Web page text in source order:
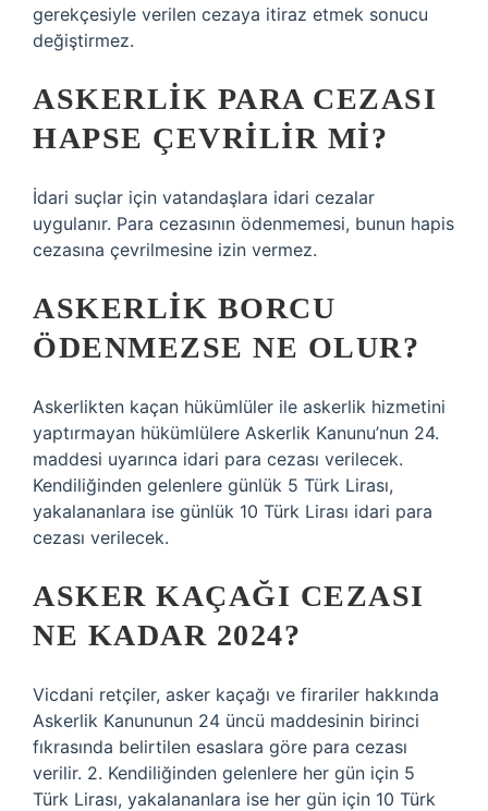
gerekçesiyle verilen cezaya itiraz etmek sonucu
değiştirmez.
ASKERLIK PARA CEZASI
HAPSE ÇEVRILIR MI?
İdari suçlar için vatandaşlara idari cezalar
uygulanır. Para cezasının ödenmemesi, bunun hapis
cezasına çevrilmesine izin vermez.
ASKERLIK BORCU
ÖDENMEZSE NE OLUR?
Askerlikten kaçan hükümlüler ile askerlik hizmetini
yaptırmayan hükümlülere Askerlik Kanunu’nun 24.
maddesi uyarınca idari para cezası verilecek.
Kendiliğinden gelenlere günlük 5 Türk Lirası,
yakalananlara ise günlük 10 Türk Lirası idari para
cezası verilecek.
ASKER KAÇAĞI CEZASI
NE KADAR 2024?
Vicdani retçiler, asker kaçağı ve firariler hakkında
Askerlik Kanununun 24 üncü maddesinin birinci
fıkrasında belirtilen esaslara göre para cezası
verilir. 2. Kendiliğinden gelenlere her gün için 5
Türk Lirası, yakalananlara ise her gün için 10 Türk